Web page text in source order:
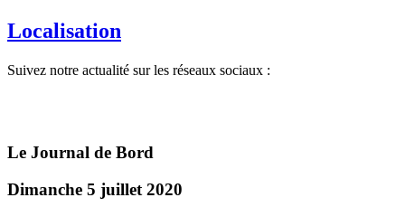
Localisation
Suivez notre actualité sur les réseaux sociaux :
Le Journal de Bord
Dimanche 5 juillet 2020